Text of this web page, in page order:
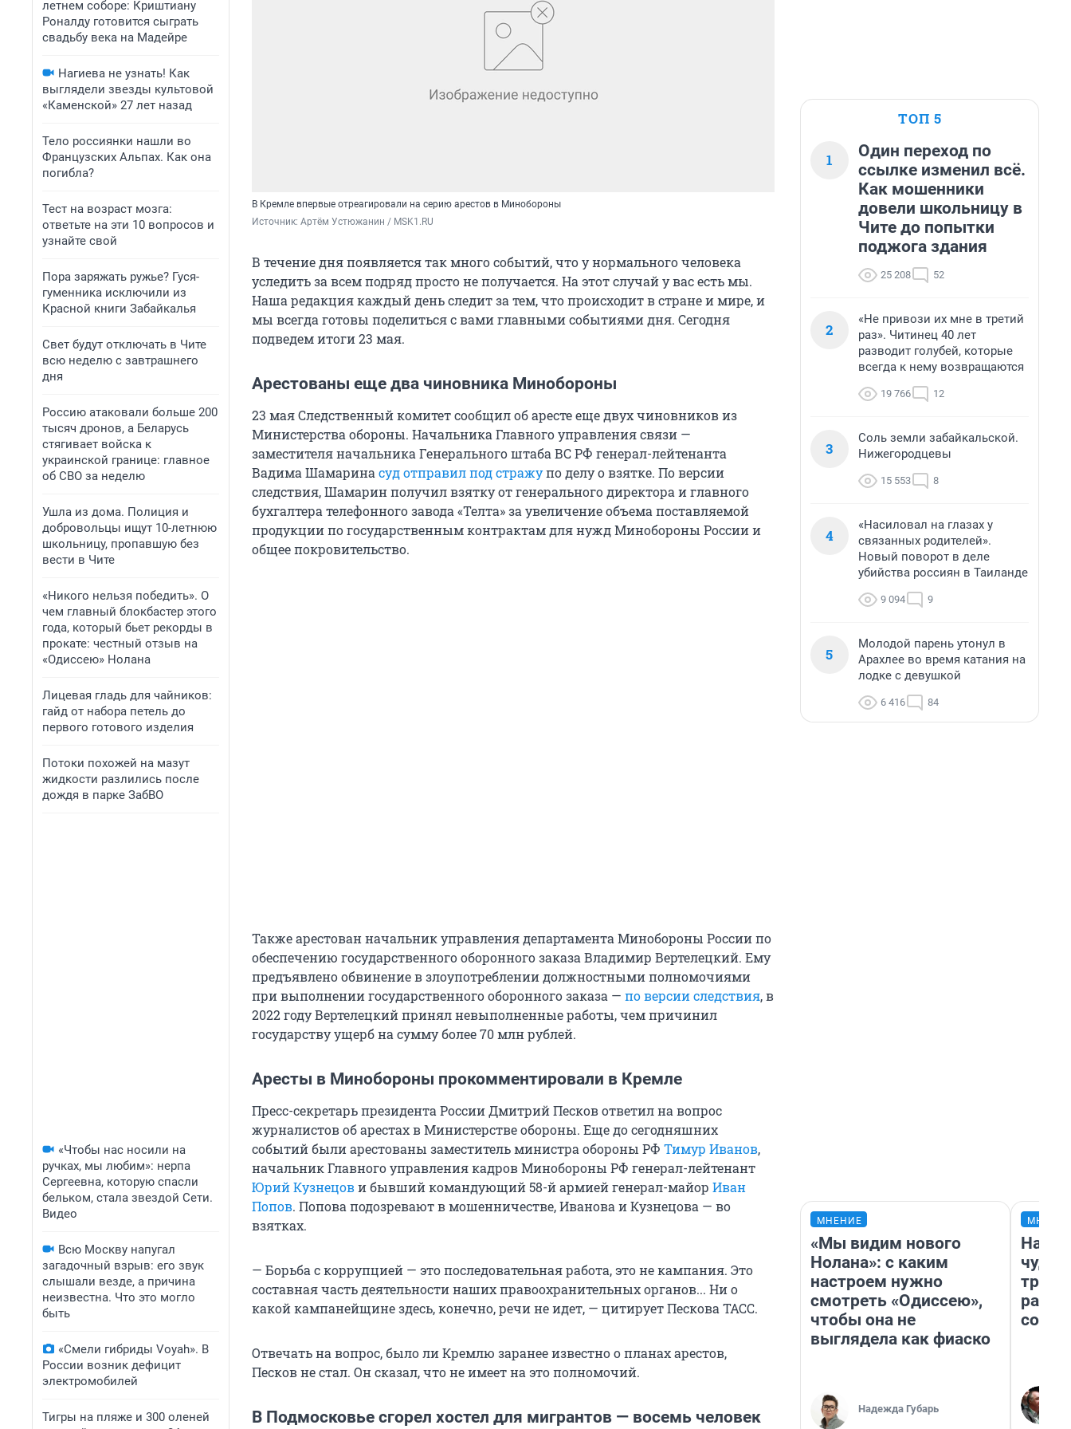
летнем соборе: Криштиану
Роналду готовится сыграть
свадьбу века на Мадейре
Нагиева не узнать! Как
выглядели звезды культовой
«Каменской» 27 лет назад
Тело россиянки нашли во
Французских Альпах. Как она
погибла?
Тест на возраст мозга:
ответьте на эти 10 вопросов и
узнайте свой
Пора заряжать ружье? Гуся-
гуменника исключили из
Красной книги Забайкалья
Свет будут отключать в Чите
всю неделю с завтрашнего
дня
Россию атаковали больше 200
тысяч дронов, а Беларусь
стягивает войска к
украинской границе: главное
об СВО за неделю
Ушла из дома. Полиция и
добровольцы ищут 10-летнюю
школьницу, пропавшую без
вести в Чите
«Никого нельзя победить». О
чем главный блокбастер этого
года, который бьет рекорды в
прокате: честный отзыв на
«Одиссею» Нолана
Лицевая гладь для чайников:
гайд от набора петель до
первого готового изделия
Потоки похожей на мазут
жидкости разлились после
дождя в парке ЗабВО
«Чтобы нас носили на
ручках, мы любим»: нерпа
Сергеевна, которую спасли
бельком, стала звездой Сети.
Видео
Всю Москву напугал
загадочный взрыв: его звук
слышали везде, а причина
неизвестна. Что это могло
быть
«Смели гибриды Voyah». В
России возник дефицит
электромобилей
Тигры на пляже и 300 оленей
В Кремле впервые отреагировали на серию арестов в Минобороны
Источник: Артём Устюжанин / MSK1.RU
В течение дня появляется так много событий, что у нормального человека
уследить за всем подряд просто не получается. На этот случай у вас есть мы.
Наша редакция каждый день следит за тем, что происходит в стране и мире, и
мы всегда готовы поделиться с вами главными событиями дня. Сегодня
подведем итоги 23 мая.
Арестованы еще два чиновника Минобороны
23 мая Следственный комитет сообщил об аресте еще двух чиновников из
Министерства обороны. Начальника Главного управления связи —
заместителя начальника Генерального штаба ВС РФ генерал-лейтенанта
Вадима Шамарина суд отправил под стражупо делу о взятке. По версии
следствия, Шамарин получил взятку от генерального директора и главного
бухгалтера телефонного завода «Телта» за увеличение объема поставляемой
продукции по государственным контрактам для нужд Минобороны России и
общее покровительство.
Также арестован начальник управления департамента Минобороны России по
обеспечению государственного оборонного заказа Владимир Вертелецкий. Ему
предъявлено обвинение в злоупотреблении должностными полномочиями
при выполнении государственного оборонного заказа — по версии следствия, в
2022 году Вертелецкий принял невыполненные работы, чем причинил
государству ущерб на сумму более 70 млн рублей.
Аресты в Минобороны прокомментировали в Кремле
Пресс-секретарь президента России Дмитрий Песков ответил на вопрос
журналистов об арестах в Министерстве обороны. Еще до сегодняшних
событий были арестованы заместитель министра обороны РФ Тимур Иванов,
начальник Главного управления кадров Минобороны РФ генерал-лейтенант
Юрий Кузнецови бывший командующий 58-й армией генерал-майор Иван
Попов. Попова подозревают в мошенничестве, Иванова и Кузнецова — во
взятках.
— Борьба с коррупцией — это последовательная работа, это не кампания. Это
составная часть деятельности наших правоохранительных органов... Ни о
какой кампанейщине здесь, конечно, речи не идет, — цитирует Пескова ТАСС.
Отвечать на вопрос, было ли Кремлю заранее известно о планах арестов,
Песков не стал. Он сказал, что не имеет на это полномочий.
В Подмосковье сгорел хостел для мигрантов — восемь человек
ТОП 5
1
Один переход по
ссылке изменил всё.
Как мошенники
довели школьницу в
Чите до попытки
поджога здания
25 208 52
2
«Не привози их мне в третий
раз». Читинец 40 лет
разводит голубей, которые
всегда к нему возвращаются
19 766 12
3
Соль земли забайкальской.
Нижегородцевы
15 553 8
4
«Насиловал на глазах у
связанных родителей».
Новый поворот в деле
убийства россиян в Таиланде
9 094 9
5
Молодой парень утонул в
Арахлее во время катания на
лодке с девушкой
6 416 84
МНЕНИЕ
«Мы видим нового
Нолана»: с каким
настроем нужно
смотреть «Одиссею»,
чтобы она не
выглядела как фиаско
Надежда Губарь